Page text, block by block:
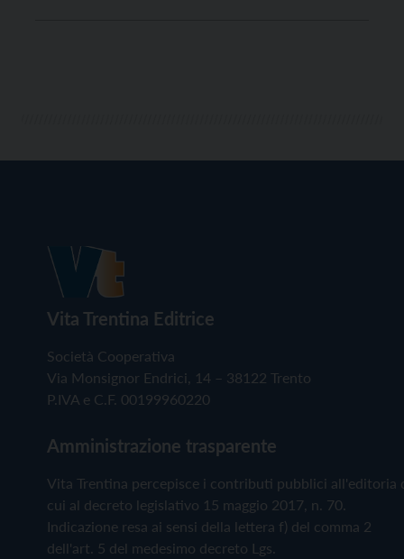
Vita Trentina Editrice
Società Cooperativa
Via Monsignor Endrici, 14 – 38122 Trento
P.IVA e C.F. 00199960220
Amministrazione trasparente
Vita Trentina percepisce i contributi pubblici all'editoria
cui al decreto legislativo 15 maggio 2017, n. 70.
Indicazione resa ai sensi della lettera f) del comma 2
dell'art. 5 del medesimo decreto Lgs.